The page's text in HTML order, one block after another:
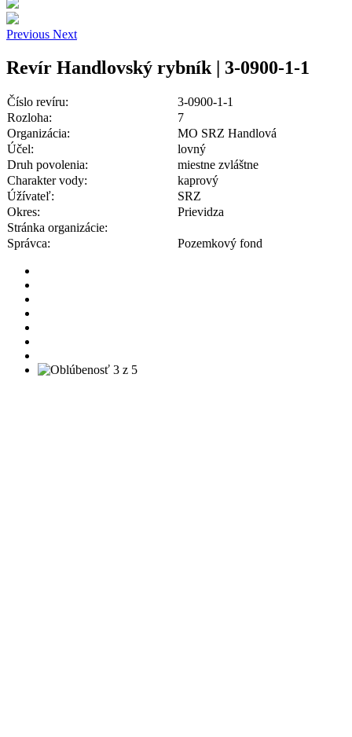
Previous Next
Revír Handlovský rybník | 3-0900-1-1
Číslo revíru:
3-0900-1-1
Rozloha:
7
Organizácia:
MO SRZ Handlová
Účel:
lovný
Druh povolenia:
miestne zvláštne
Charakter vody:
kaprový
Úžívateľ:
SRZ
Okres:
Prievidza
Stránka organizácie:
Správca:
Pozemkový fond